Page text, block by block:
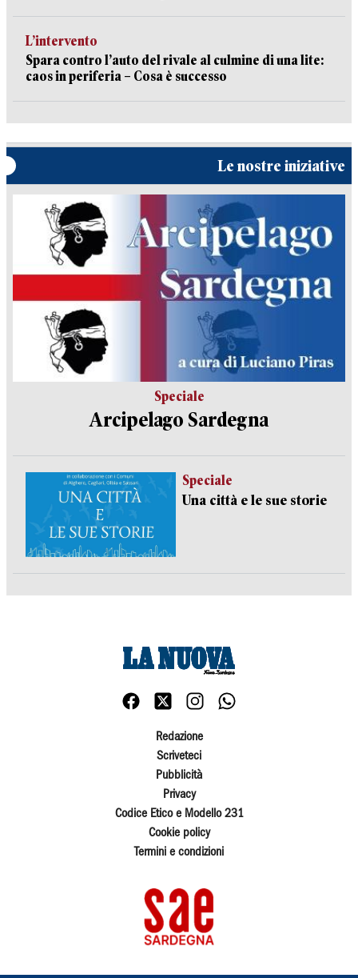
L’intervento
Spara contro l’auto del rivale al culmine di una lite:
caos in periferia – Cosa è successo
Le nostre iniziative
Speciale
Arcipelago Sardegna
Speciale
Una città e le sue storie
Redazione
Scriveteci
Pubblicità
Privacy
Codice Etico e Modello 231
Cookie policy
Termini e condizioni